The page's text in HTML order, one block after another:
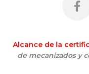
Alcance de la
de mecanizados y